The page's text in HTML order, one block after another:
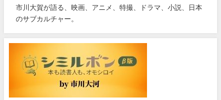
市川大賀が語る、映画、アニメ、特撮、ドラマ、小説、日本
のサブカルチャー。